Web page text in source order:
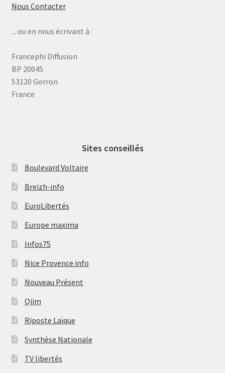
Nous Contacter
... ou en nous écrivant à :
Francephi Diffusion
BP 20045
53120 Gorron
France
Sites conseillés
Boulevard Voltaire
Breizh-info
EuroLibertés
Europe maxima
Infos75
Nice Provence info
Nouveau Présent
Ojim
Riposte Laïque
Synthèse Nationale
TV libertés